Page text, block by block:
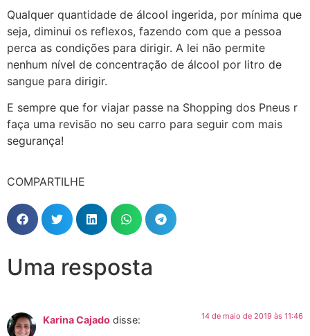
Qualquer quantidade de álcool ingerida, por mínima que
seja, diminui os reflexos, fazendo com que a pessoa
perca as condições para dirigir. A lei não permite
nenhum nível de concentração de álcool por litro de
sangue para dirigir.
E sempre que for viajar passe na Shopping dos Pneus r
faça uma revisão no seu carro para seguir com mais
segurança!
COMPARTILHE
Uma resposta
Karina Cajado disse: 14 de maio de 2019 às 11:46